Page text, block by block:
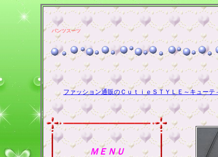
パンツスーツ
ファッション通販のＣｕｔｉｅＳＴＹＬＥ～キューテ
ＭＥＮＵ